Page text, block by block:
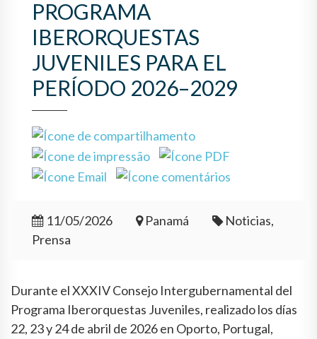
PROGRAMA
IBERORQUESTAS
JUVENILES PARA EL
PERÍODO 2026–2029
11/05/2026 Panamá
Noticias,
Prensa
Durante el XXXIV Consejo Intergubernamental del
Programa Iberorquestas Juveniles, realizado los días
22, 23 y 24 de abril de 2026 en Oporto, Portugal,